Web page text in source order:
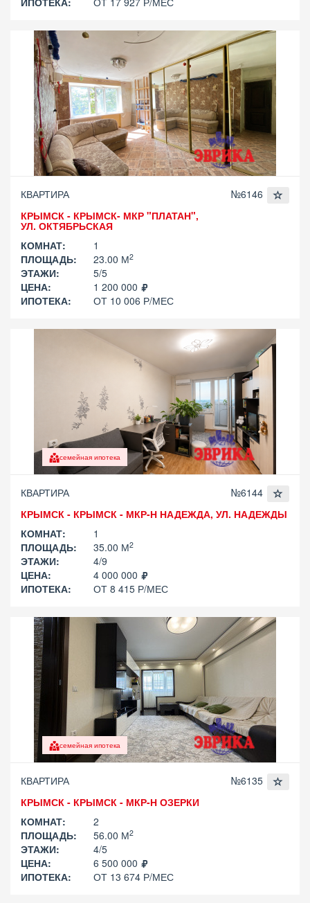
КВАРТИРА
№6146
КРЫМСК - КРЫМСК- МКР "ПЛАТАН",
УЛ. ОКТЯБРЬСКАЯ
КОМНАТ:
1
ПЛОЩАДЬ:
23.00 М2
ЭТАЖИ:
5/5
ЦЕНА:
1 200 000
ИПОТЕКА:
ОТ 10 006 Р/МЕС
семейная ипотека
КВАРТИРА
№6144
КРЫМСК - КРЫМСК - МКР-Н НАДЕЖДА, УЛ. НАДЕЖДЫ
КОМНАТ:
1
ПЛОЩАДЬ:
35.00 М2
ЭТАЖИ:
4/9
ЦЕНА:
4 000 000
ИПОТЕКА:
ОТ 8 415 Р/МЕС
семейная ипотека
КВАРТИРА
№6135
КРЫМСК - КРЫМСК - МКР-Н ОЗЕРКИ
КОМНАТ:
2
ПЛОЩАДЬ:
56.00 М2
ЭТАЖИ:
4/5
ЦЕНА:
6 500 000
ИПОТЕКА:
ОТ 13 674 Р/МЕС